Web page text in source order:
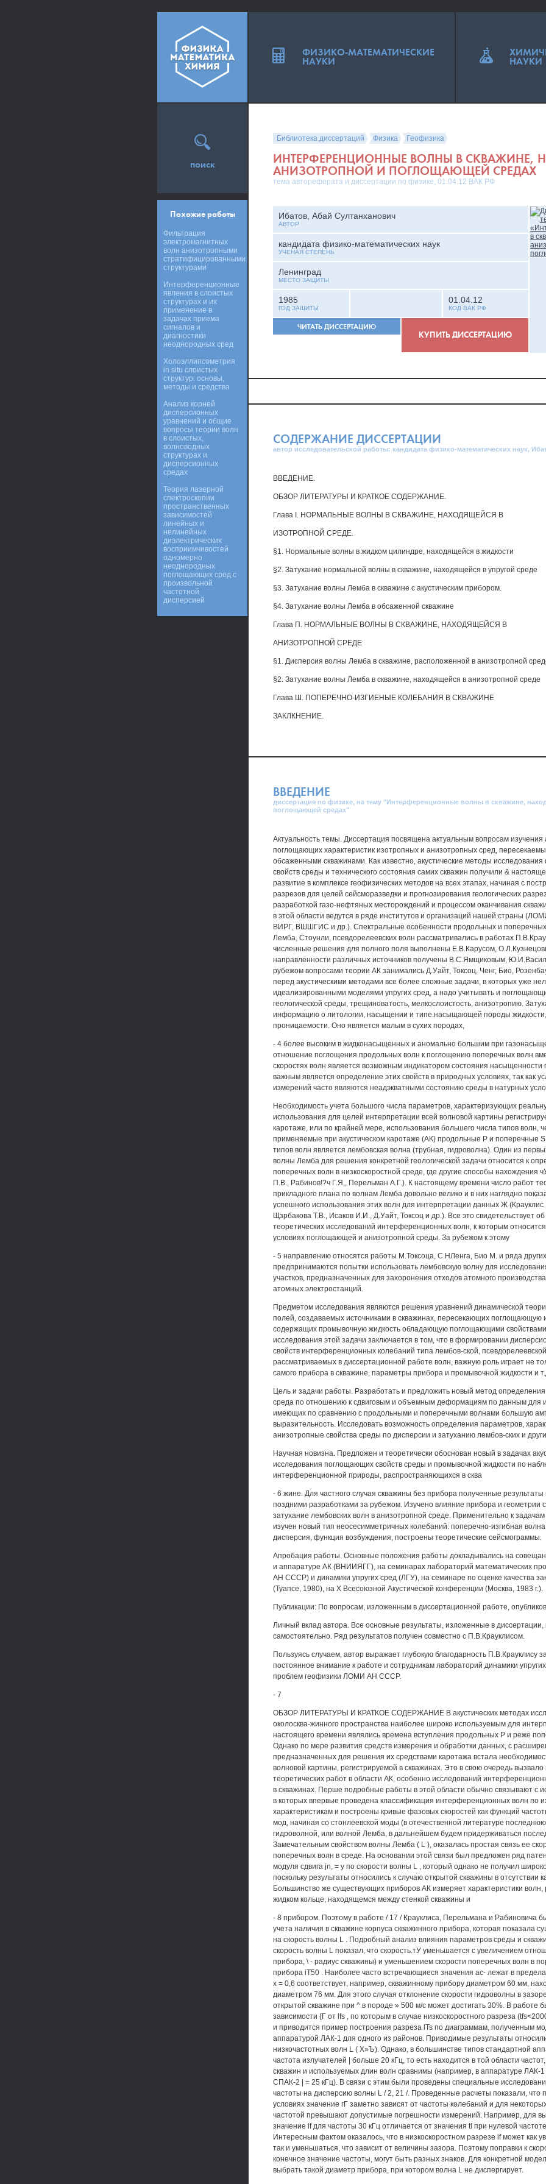
Библиотека диссертаций Физика Геофизика
ИНТЕРФЕРЕНЦИОННЫЕ ВОЛНЫ В СКВАЖИНЕ,
АНИЗОТРОПНОЙ И ПОГЛОЩАЮЩЕЙ СРЕДАХ
тема автореферата и диссертации по физике, 01.04.12 ВАК РФ
Ибатов, Абай Султанханович
АВТОР
кандидата физико-математических наук
УЧЕНАЯ СТЕПЕНЬ
Ленинград
МЕСТО ЗАЩИТЫ
1985
ГОД ЗАЩИТЫ
01.04.12
КОД ВАК РФ
ЧИТАТЬ ДИССЕРТАЦИЮ
КУПИТЬ ДИССЕРТАЦИЮ
СОДЕРЖАНИЕ ДИССЕРТАЦИИ
автор исследовательской работы: кандидата физико-математических наук,
ВВЕДЕНИЕ.
ОБЗОР ЛИТЕРАТУРЫ И КРАТКОЕ СОДЕРЖАНИЕ.
Глава I. НОРМАЛЬНЫЕ ВОЛНЫ В СКВАЖИНЕ, НАХОДЯЩЕЙСЯ В
ИЗОТРОПНОЙ СРЕДЕ.
§1. Нормальные волны в жидком цилиндре, находящейся в жидкости
§2. Затухание нормальной волны в скважине, находящейся в упругой среде
§3. Затухание волны Лемба в скважине с акустическим прибором.
§4. Затухание волны Лемба в обсаженной скважине
Глава П. НОРМАЛЬНЫЕ ВОЛНЫ В СКВАЖИНЕ, НАХОДЯЩЕЙСЯ В
АНИЗОТРОПНОЙ СРЕДЕ
§1. Дисперсия волны Лемба в скважине, расположенной в анизотропной
§2. Затухание волны Лемба в скважине, находящейся в анизотропной среде
Глава Ш. ПОПЕРЕЧНО-ИЗГИЕНЫЕ КОЛЕБАНИЯ В СКВАЖИНЕ
ЗАКЛКНЕНИЕ.
ВВЕДЕНИЕ
диссертация по физике, на тему "Интерференционные волны в скважине,
поглощающей средах"
Актуальность темы. Диссертация посвящена актуальным вопросам изучения
поглощающих характеристик изотропных и анизотропных сред,
обсаженными скважинами. Как известно, акустические методы исследования
свойств среды и технического состояния самих скважин получили &
развитие в комплексе геофизических методов на всех этапах, начиная с
разрезов для целей сейсморазведки и прогнозирования геологических
разработкой газо-нефтяных месторождений и процессом оканчивания
в этой области ведутся в ряде институтов и организаций нашей страны
ВИРГ, ВШШГИС и др.). Спектральные особенности продольных и поперечных
Лемба, Стоунли, псевдорелеевских волн рассматривались в работах
численные решения для полного поля выполнены Е.В.Карусом,
направленности различных источников получены В.С.Ямщиковым,
рубежом вопросами теории АК занимались Д.Уайт, Токсоц, Ченг, Био,
перед акустическими методами все более сложные задачи, в которых уже
идеализированными моделями упругих сред, а надо учитывать и
геологической среды, трещиноватость, мелкослоистость, анизотропию.
информацию о литологии, насыщении и типе.насыщающей породы жидкости,
проницаемости. Оно является малым в сухих породах,
- 4 более высоким в жидконасыщенных и аномально большим при
отношение поглощения продольных волн к поглощению поперечных волн
скоростях волн является возможным индикатором состояния
важным является определение этих свойств в природных условиях, так как
измерений часто являются неадэкватными состоянию среды в натурных
Необходимость учета большого числа параметров, характеризующих
использования для целей интерпретации всей волновой картины
каротаже, или по крайней мере, использования большего числа типов волн,
применяемые при акустическом каротаже (АК) продольные Р и поперечные
типов волн является лембовская волна (трубная, гидроволна). Один из
волны Лемба для решения конкретной геологической задачи относится к
поперечных волн в низкоскоростной среде, где другие способы нахождения
П.В., Рабинов!?ч Г.Я,, Перельман А.Г.). К настоящему времени число работ
прикладного плана по волнам Лемба довольно велико и в них наглядно
успешного использования этих волн для интерпретации данных Ж
Щзрбакова Т.В., Исаков И.И., Д.Уайт, Токсоц и др.). Все это свидетельствует об
теоретических исследований интерференционных волн, к которым
условиях поглощающей и анизотропной среды. За рубежом к этому
- 5 направлению относятся работы М.Токсоца, С.НЛенга, Био М. и ряда
предпринимаются попытки использовать лембовскую волну для
участков, предназначенных для захоронения отходов атомного
атомных электростанций.
Предметом исследования являются решения уравнений динамической
полей, создаваемых источниками в скважинах, пересекающих поглощающую
содержащих промывочную жидкость обладающую поглощающими
исследования этой задачи заключается в том, что в формировании
свойств интерференционных колебаний типа лембов-ской,
рассматриваемых в диссертационной работе волн, важную роль играет не
самого прибора в скважине, параметры прибора и промывочной жидкости и
Цель и задачи работы. Разработать и предложить новый метод
среда по отношению к сдвиговым и объемным деформациям по данным для
имеющих по сравнению с продольными и поперечными волнами большую
выразительность. Исследовать возможность определения параметров,
анизотропные свойства среды по дисперсии и затуханию лембов-ских и
Научная новизна. Предложен и теоретически обоснован новый в задачах
исследования поглощающих свойств среды и промывочной жидкости по
интерференционной природы, распространяющихся в сква
- 6 жине. Для частного случая скважины без прибора полученные
поздними разработками за рубежом. Изучено влияние прибора и геометрии
затухание лембовских волн в анизотропной среде. Применительно к задачам
изучен новый тип неосесимметричных колебаний: поперечно-изгибная
дисперсия, функция возбуждения, построены теоретические сейсмограммы.
Апробация работы. Основные положения работы докладывались на
и аппаратуре АК (ВНИИЯГГ), на семинарах лабораторий математических
АН СССР) и динамики упругих сред (ЛГУ), на семинаре по оценке качества
(Туапсе, 1980), на X Всесоюзной Акустической конференции (Москва, 1983 г.).
Публикации: По вопросам, изложенным в диссертационной работе,
Личный вклад автора. Все основные результаты, изложенные в диссертации,
самостоятельно. Ряд результатов получен совместно с П.В.Крауклисом.
Пользуясь случаем, автор выражает глубокую благодарность П.В.Крауклису
постоянное внимание к работе и сотрудникам лабораторий динамики
проблем геофизики ЛОМИ АН СССР.
- 7
ОБЗОР ЛИТЕРАТУРЫ И КРАТКОЕ СОДЕРЖАНИЕ В акустических методах
околосква-жинного пространства наиболее широко используемым для
настоящего времени являлись времена вступления продольных Р и реже
Однако по мере развития средств измерения и обработки данных, с
предназначенных для решения их средствами каротажа встала
волновой картины, регистрируемой в скважинах. Это в свою очередь
теоретических работ в области АК, особенно исследований
в скважинах. Перше подробные работы в этой области обычно связывают с
в которых впервые проведена классификация интерференционных волн по
характеристикам и построены кривые фазовых скоростей как функций
мод, начиная со стонлеевской моды (в отечественной литературе
гидроволной, или волной Лемба, в дальнейшем будем придерживаться
Замечательным свойством волны Лемба ( L ), оказалась простая связь ее
поперечных волн в среде. На основании этой связи был предложен ряд
модуля сдвига jn, = у по скорости волны L , который однако не получил
поскольку результаты относились к случаю открытой скважины в отсутствии
Большинство же существующих приборов АК измеряет характеристики
жидком кольце, находящемся между стенкой скважины и
- 8 прибором. Поэтому в работе / 17 / Крауклиса, Перельмана и Рабиновича
учета наличия в скважине корпуса скважинного прибора, которая показала
на скорость волны L . Подробный анализ влияния параметров среды и
скорость волны L показал, что скорость.тУ уменьшается с увеличением
прибора, \ - радиус скважины) и уменьшением скорости поперечных волн в
прибора iT50 . Наиболее часто встречающиеся значения ас- лежат в
х = 0,6 соответствует, например, скважинному прибору диаметром 60 мм,
диаметром 76 мм. Для этого случая отклонение скорости гидроволны в
открытой скважине при ^ в породе » 500 м/с может достигать 30%. В работе
зависимости {Г от lfs , по которым в случае низкоскоростного разреза
и приводится пример построения разреза lTs по диаграммам, полученным
аппаратурой ЛАК-1 для одного из районов. Приводимые результаты
низкочастотных волн L ( Х»Ъ). Однако, в большинстве типов стандартной
частота излучателей | больше 20 кГц, то есть находится в той области
скважин и используемых длин волн сравнимы (например, в аппаратуре ЛАК-1
СПАК-2 | = 25 кГц). В связи с этим были проведены специальные
частоты на дисперсию волны L / 2, 21 /. Проведенные расчеты показали, что
условиях значение гГ заметно зависят от частоты колебаний и для
частотой превышают допустимые погрешности измерений. Например, для
значение if для частоты 30 кГц отличается от значения tl при нулевой
Интересным фактом оказалось, что в низкоскоростном разрезе if может как
так и уменьшаться, что зависит от величины зазора. Поэтому поправки к
конечное значение частоты, могут быть разных знаков. Для конкретной
выбрать такой диаметр прибора, при котором волна L не диспергирует.
поиск
Похожие работы
Фильтрация
электромагнитных
волн анизотропными
стратифицированными
структурами
Интерференционные
явления в слоистых
структурах и их
применение в
задачах приема
сигналов и
диагностики
неоднородных сред
Холоэллипсометрия
in situ слоистых
структур: основы,
методы и средства
Анализ корней
дисперсионных
уравнений и общие
вопросы теории волн
в слоистых,
волноводных
структурах и
дисперсионных
средах
Теория лазерной
спектроскопии
пространственных
зависимостей
линейных и
нелинейных
диэлектрических
восприимчивостей
одномерно
неоднородных
поглощающих сред с
произвольной
частотной
дисперсией
ФИЗИКО-МАТЕМАТИЧЕСКИЕ
НАУКИ НАУКИ